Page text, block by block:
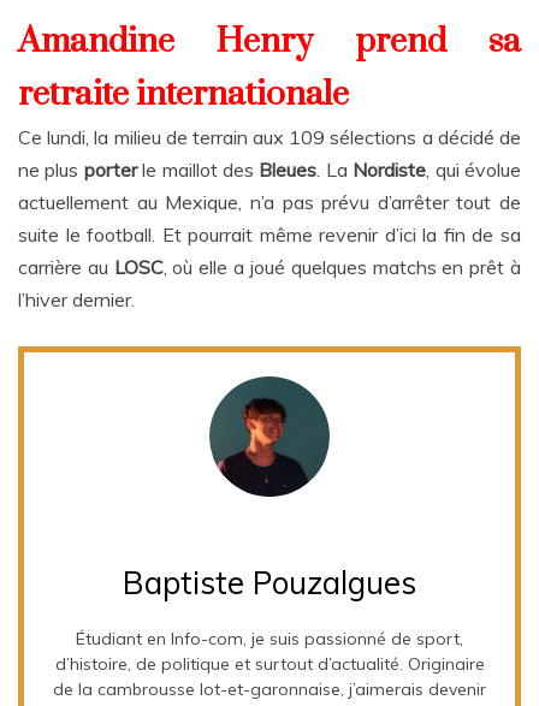
Amandine Henry prend sa
retraite internationale
Ce lundi, la milieu de terrain aux 109 sélections a décidé de
ne plus porterle maillot des Bleues . La Nordiste , qui évolue
actuellement au Mexique, n’a pas prévu d’arrêter tout de
suite le football. Et pourrait même revenir d’ici la fin de sa
carrière au LOSC, où elle a joué quelques matchs en prêt à
l’hiver dernier.
Baptiste Pouzalgues
Étudiant en Info-com, je suis passionné de sport,
d’histoire, de politique et surtout d’actualité. Originaire
de la cambrousse lot-et-garonnaise, j’aimerais devenir